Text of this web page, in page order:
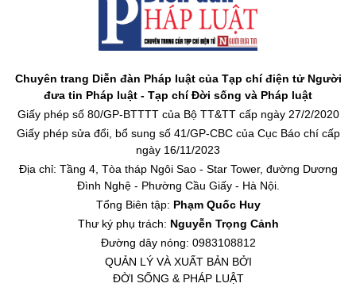
Chuyên trang Diễn đàn Pháp luật của Tạp chí điện tử Người
đưa tin Pháp luật - Tạp chí Đời sống và Pháp luật
Giấy phép số 80/GP-BTTTT của Bộ TT&TT cấp ngày 27/2/2020
Giấy phép sửa đổi, bổ sung số 41/GP-CBC của Cục Báo chí cấp
ngày 16/11/2023
Địa chỉ: Tầng 4, Tòa tháp Ngôi Sao - Star Tower, đường Dương
Đình Nghệ - Phường Cầu Giấy - Hà Nội.
Tổng Biên tập: Phạm Quốc Huy
Thư ký phụ trách: Nguyễn Trọng Cảnh
Đường dây nóng: 0983108812
QUẢN LÝ VÀ XUẤT BẢN BỞI
ĐỜI SỐNG & PHÁP LUẬT